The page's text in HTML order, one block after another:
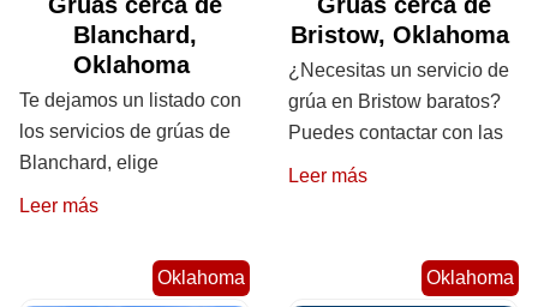
Blanchard,
Oklahoma
Te dejamos un listado con
los servicios de grúas de
Blanchard, elige
Leer más
Bristow, Oklahoma
¿Necesitas un servicio de
grúa en Bristow baratos?
Puedes contactar con las
Leer más
Oklahoma Oklahoma